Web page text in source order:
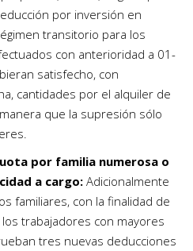
por inversión en
transitorio para los
con anterioridad a 01-
satisfecho, con
cantidades por el alquiler de
que la supresión sólo
por familia numerosa o
a cargo: Adicionalmente
familiares, con la finalidad de
trabajadores con mayores
tres nuevas deducciones